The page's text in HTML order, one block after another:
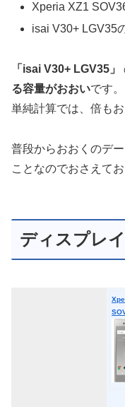
Xperia XZ1
isai V30+ LGV35
「isai V30+ LGV35」
る容量がおおいです。
単純計算では、倍も
普段からおおくのデ
ことなのでおさえてお
ディスプレ